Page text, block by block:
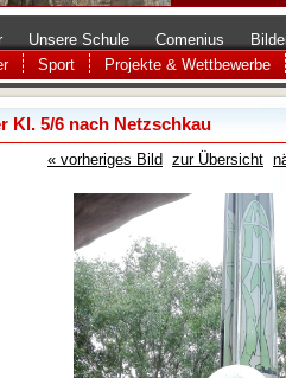
Unsere Schule Comenius
Sport Projekte & Wettbewerbe
Kl. 5/6 nach Netzschkau
« vorheriges Bild zur Übersicht